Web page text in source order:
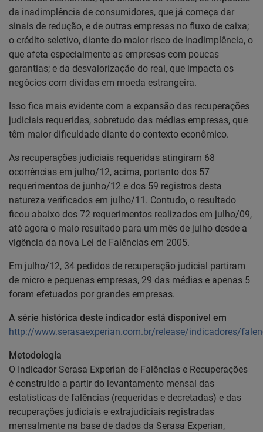
da inadimplência de consumidores, que já começa dar
sinais de redução, e de outras empresas no fluxo de caixa;
o crédito seletivo, diante do maior risco de inadimplência, o
que afeta especialmente as empresas com poucas
garantias; e da desvalorização do real, que impacta os
negócios com dívidas em moeda estrangeira.
Isso fica mais evidente com a expansão das recuperações
judiciais requeridas, sobretudo das médias empresas, que
têm maior dificuldade diante do contexto econômico.
As recuperações judiciais requeridas atingiram 68
ocorrências em julho/12, acima, portanto dos 57
requerimentos de junho/12 e dos 59 registros desta
natureza verificados em julho/11. Contudo, o resultado
ficou abaixo dos 72 requerimentos realizados em julho/09,
até agora o maio resultado para um mês de julho desde a
vigência da nova Lei de Falências em 2005.
Em julho/12, 34 pedidos de recuperação judicial partiram
de micro e pequenas empresas, 29 das médias e apenas 5
foram efetuados por grandes empresas.
A série histórica deste indicador está disponível em
http://www.serasaexperian.com.br/release/indicadores/
Metodologia
O Indicador Serasa Experian de Falências e Recuperações
é construído a partir do levantamento mensal das
estatísticas de falências (requeridas e decretadas) e das
recuperações judiciais e extrajudiciais registradas
mensalmente na base de dados da Serasa Experian,